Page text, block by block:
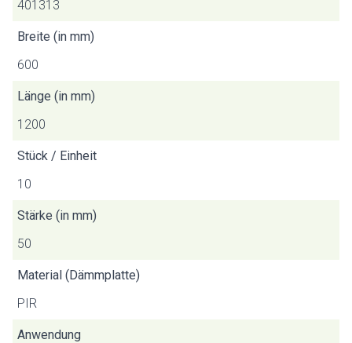
401313
Breite (in mm)
600
Länge (in mm)
1200
Stück / Einheit
10
Stärke (in mm)
50
Material (Dämmplatte)
PIR
Anwendung